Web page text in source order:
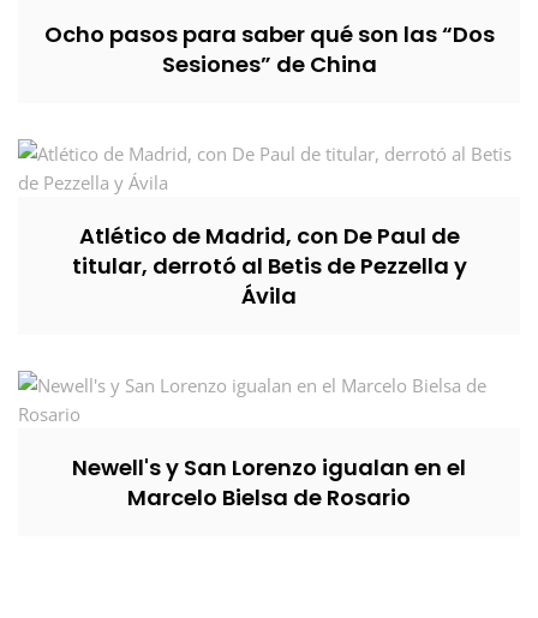
Ocho pasos para saber qué son las “Dos
Sesiones” de China
Atlético de Madrid, con De Paul de
titular, derrotó al Betis de Pezzella y
Ávila
Newell's y San Lorenzo igualan en el
Marcelo Bielsa de Rosario